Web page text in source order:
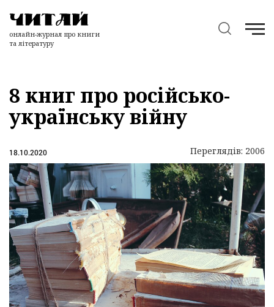
онлайн-журнал про книги
та літературу
8 книг про російсько-
українську війну
18.10.2020 Переглядів: 2006